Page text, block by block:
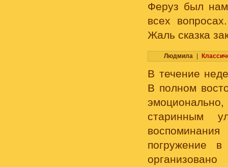
Феруз был
всех
Жаль сказка
Людмила
В течение
В полном
старинным
погружение